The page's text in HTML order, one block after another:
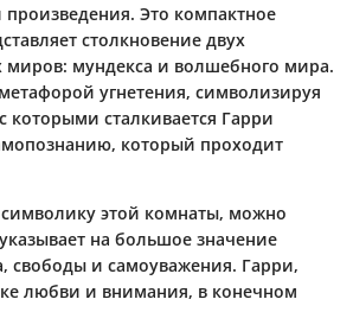
Это компактное
столкновение двух
мундекса и волшебного мира.
угнетения, символизируя
которыми сталкивается Гарри
который проходит
этой комнаты, можно
на большое значение
свободы и самоуважения. Гарри,
любви и внимания, в конечном